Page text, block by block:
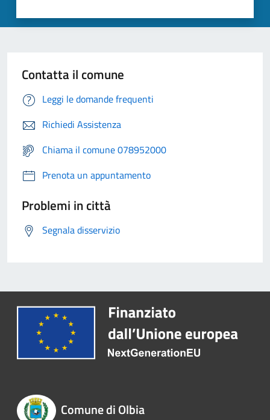
Contatta il comune
Leggi le domande frequenti
Richiedi Assistenza
Chiama il comune 078952000
Prenota un appuntamento
Problemi in città
Segnala disservizio
Comune di Olbia